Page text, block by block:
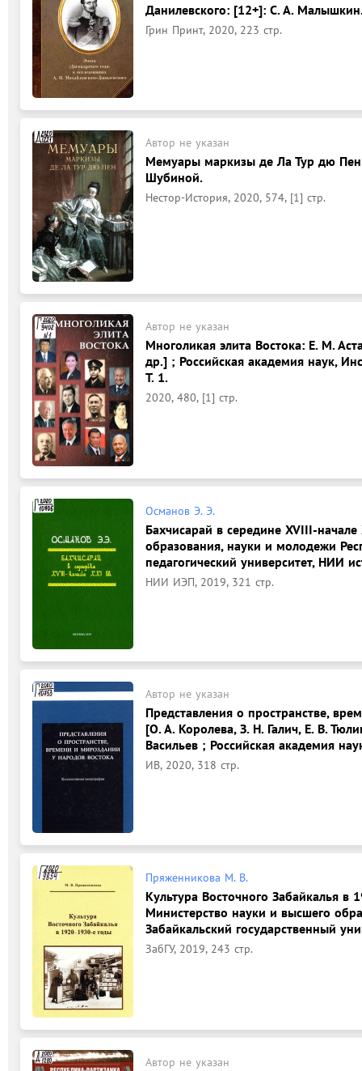
Данилевского: [12+]: С. А.
Грин Принт, 2020, 223 стр.
Автор не указан
Мемуары маркизы де Ла Тур дю
Шубиной.
Нестор-История, 2020, 574, [1] стр.
Автор не указан
Многоликая элита Востока: Е. М.
др.] ; Российская академия наук,
Т. 1.
2020, 480, [1] стр.
Османов Э. Э.
Бахчисарай в середине XVIII-
образования, науки и молодежи
педагогический университет, НИИ
НИИ ИЭП, 2019, 321 стр.
Автор не указан
Представления о пространстве,
[О. А. Королева, З. Н. Галич, Е. В.
Васильев ; Российская академия
ИВ, 2020, 318 стр.
Пряженникова М. В.
Культура Восточного Забайкалья
Министерство науки и высшего
Забайкальский государственный
ЗабГУ, 2019, 243 стр.
Автор не указан